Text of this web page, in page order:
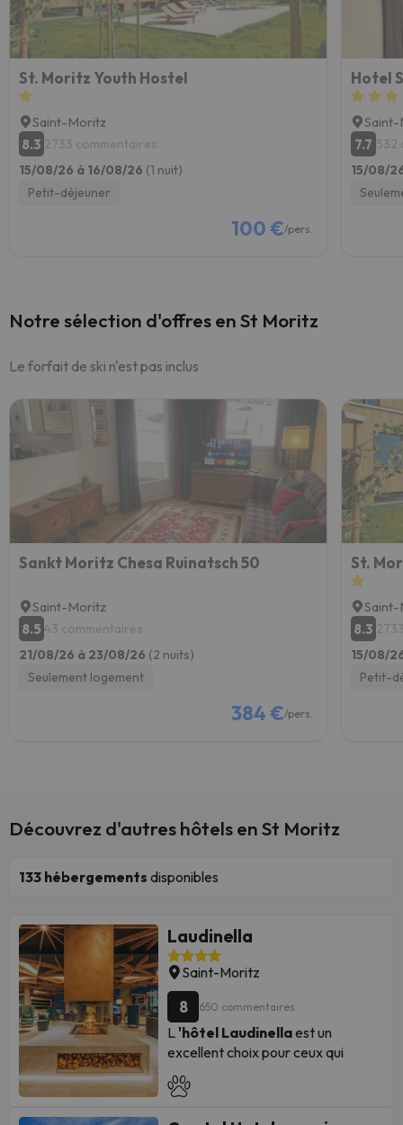
St. Moritz Youth Hostel
Saint-Moritz
8.3 2733 commentaires
15/08/26 à 16/08/26 (1 nuit)
Petit-déjeuner
100 €/pers.
Hotel
7.7 532
15/08/
Notre sélection d'offres en St Moritz
Le forfait de ski n'est pas inclus
Sankt Moritz Chesa Ruinatsch 50
Saint-Moritz
8.5 43 commentaires
21/08/26 à 23/08/26 (2 nuits)
Seulement logement
384 €/pers.
St.
8.3
15/08/
Petit-
Découvrez d'autres hôtels en St Moritz
133 hébergements disponibles
Laudinella
Saint-Moritz
8 650 commentaires
L 'hôtel Laudinellaest un
excellent choix pour ceux qui
recherchent le confort, l'espace et
des services complets à